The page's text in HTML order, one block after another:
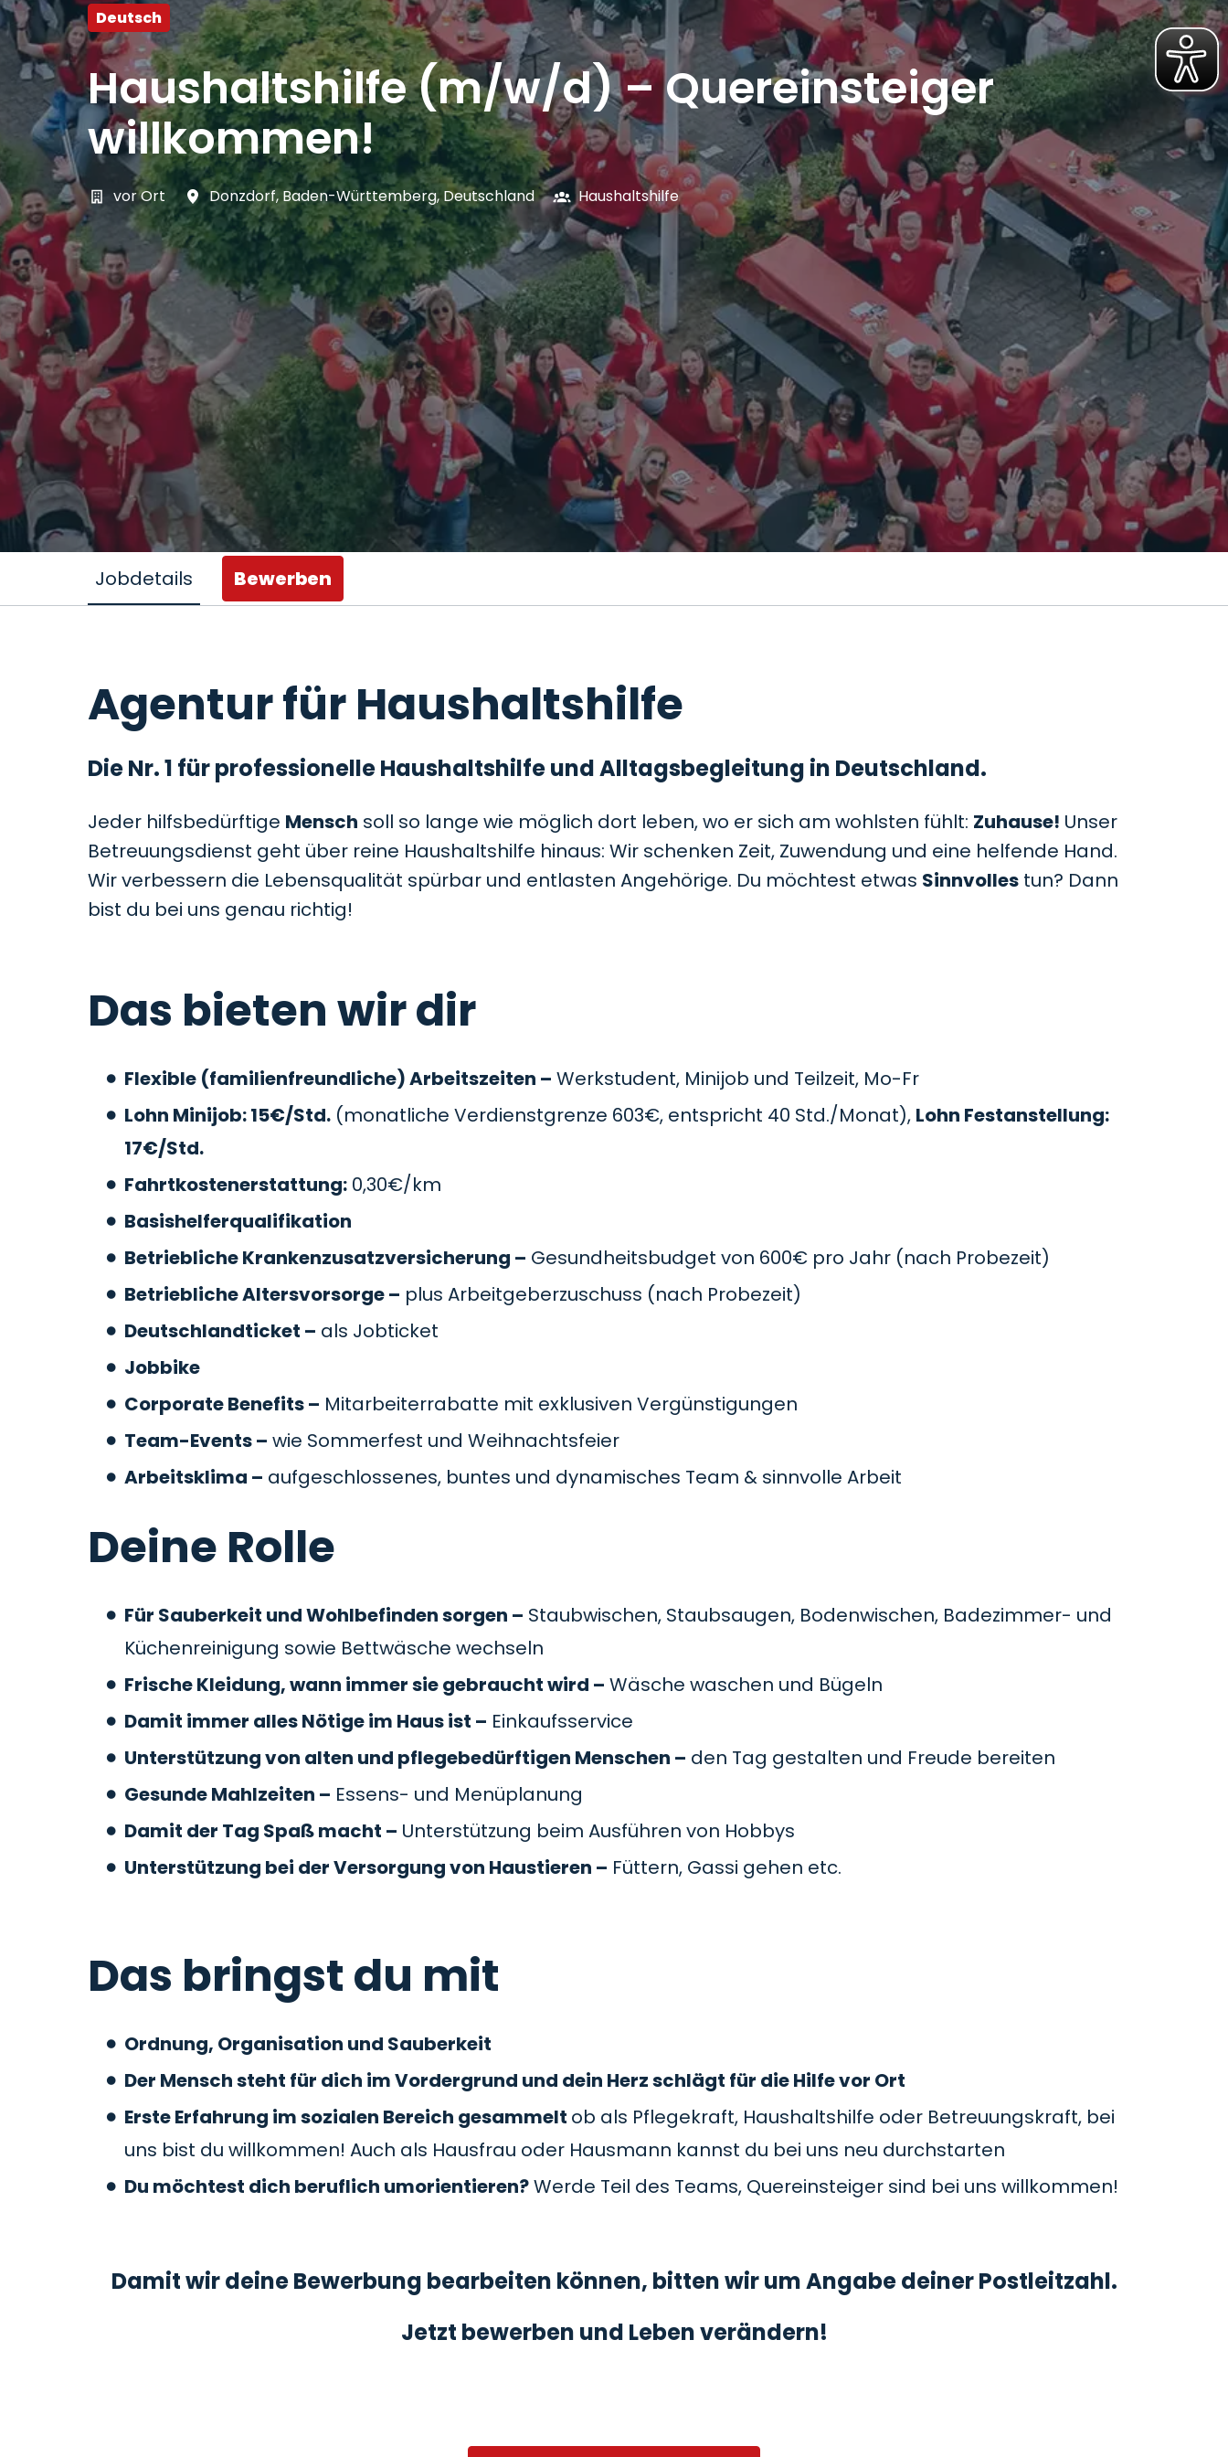
Deutsch
Haushaltshilfe (m/w/d) – Quereinsteiger
willkommen!
vor Ort Donzdorf,Baden-Württemberg, Deutschland Haushaltshilfe
Jobdetails Bewerben
Agentur für Haushaltshilfe
Die Nr. 1 für professionelle Haushaltshilfe und Alltagsbegleitung in Deutschland.
Jeder hilfsbedürftige Mensch soll so lange wie möglich dort leben, wo er sich am wohlsten fühlt: Zuhause! Unser
Betreuungsdienst geht über reine Haushaltshilfe hinaus: Wir schenken Zeit, Zuwendung und eine helfende Hand.
Wir verbessern die Lebensqualität spürbar und entlasten Angehörige. Du möchtest etwas Sinnvolles tun? Dann
bist du bei uns genau richtig!
Das bieten wir dir
Flexible (familienfreundliche) Arbeitszeiten – Werkstudent, Minijob und Teilzeit, Mo-Fr
Lohn Minijob: 15€/Std. (monatliche Verdienstgrenze 603€, entspricht 40 Std./Monat), Lohn Festanstellung:
17€/Std.
Fahrtkostenerstattung: 0,30€/km
Basishelferqualifikation
Betriebliche Krankenzusatzversicherung – Gesundheitsbudget von 600€ pro Jahr (nach Probezeit)
Betriebliche Altersvorsorge – plus Arbeitgeberzuschuss (nach Probezeit)
Deutschlandticket – als Jobticket
Jobbike
Corporate Benefits – Mitarbeiterrabatte mit exklusiven Vergünstigungen
Team-Events – wie Sommerfest und Weihnachtsfeier
Arbeitsklima – aufgeschlossenes, buntes und dynamisches Team & sinnvolle Arbeit
Deine Rolle
Für Sauberkeit und Wohlbefinden sorgen – Staubwischen, Staubsaugen, Bodenwischen, Badezimmer- und
Küchenreinigung sowie Bettwäsche wechseln
Frische Kleidung, wann immer sie gebraucht wird – Wäsche waschen und Bügeln
Damit immer alles Nötige im Haus ist – Einkaufsservice
Unterstützung von alten und pflegebedürftigen Menschen – den Tag gestalten und Freude bereiten
Gesunde Mahlzeiten – Essens- und Menüplanung
Damit der Tag Spaß macht – Unterstützung beim Ausführen von Hobbys
Unterstützung bei der Versorgung von Haustieren – Füttern, Gassi gehen etc.
Das bringst du mit
Ordnung, Organisation und Sauberkeit
Der Mensch steht für dich im Vordergrund und dein Herz schlägt für die Hilfe vor Ort
Erste Erfahrung im sozialen Bereich gesammelt ob als Pflegekraft, Haushaltshilfe oder Betreuungskraft, bei
uns bist du willkommen! Auch als Hausfrau oder Hausmann kannst du bei uns neu durchstarten
Du möchtest dich beruflich umorientieren?Werde Teil des Teams, Quereinsteiger sind bei uns willkommen!
Damit wir deine Bewerbung bearbeiten können, bitten wir um Angabe deiner Postleitzahl.
Jetzt bewerben und Leben verändern!